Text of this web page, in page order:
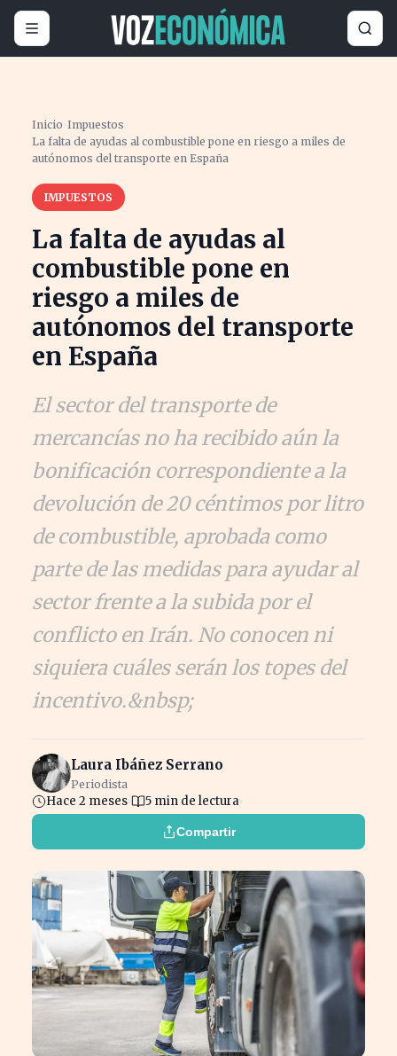
Inicio ›Impuestos ›
La falta de ayudas al combustible pone en riesgo a miles de
autónomos del transporte en España
IMPUESTOS
La falta de ayudas al
combustible pone en
riesgo a miles de
autónomos del transporte
en España
El sector del transporte de
mercancías no ha recibido aún la
bonificación correspondiente a la
devolución de 20 céntimos por litro
de combustible, aprobada como
parte de las medidas para ayudar al
sector frente a la subida por el
conflicto en Irán. No conocen ni
siquiera cuáles serán los topes del
incentivo.&nbsp;
Laura Ibáñez Serrano
Periodista
Hace 2 meses 5 min de lectura
Compartir